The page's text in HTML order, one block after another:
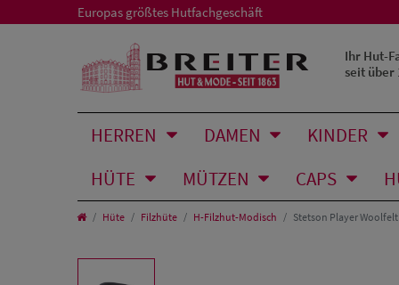
Europas größtes Hutfachgeschäft
Ihr Hut-
seit über
HERREN DAMEN KINDER
HÜTE
MÜTZEN CAPS
Hüte Filzhüte H-Filzhut-Modisch Stetson Player